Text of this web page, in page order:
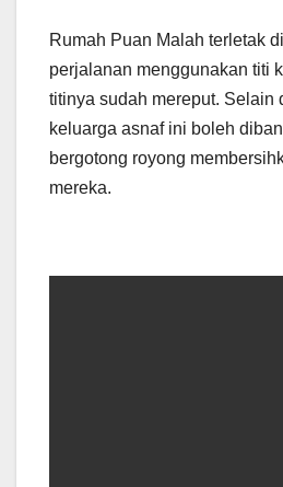
Rumah Puan Malah terletak
perjalanan menggunakan titi
titinya sudah mereput. Selain
keluarga asnaf ini boleh
bergotong royong
mereka.